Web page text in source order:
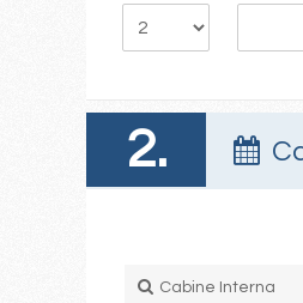
2.
Cabine Interna